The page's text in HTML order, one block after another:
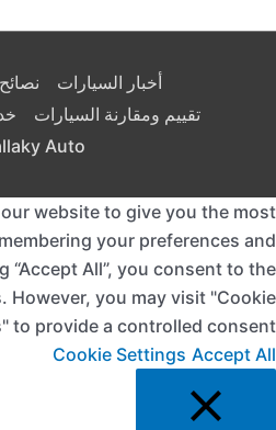
أخبار السيارات
تقييم ومقارنة السيارات
Auto
website to give you the most
your preferences and
“Accept All”, you consent to the
However, you may visit "Cookie
to provide a controlled consent.
Cookie Settings Accept All